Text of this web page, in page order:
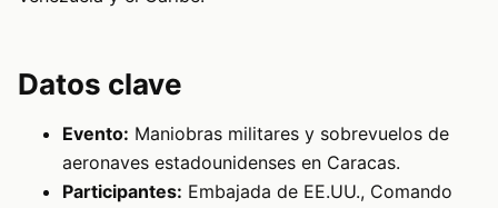
Datos clave
Evento: Maniobras militares y sobrevuelos de
aeronaves estadounidenses en Caracas.
Participantes: Embajada de EE.UU., Comando